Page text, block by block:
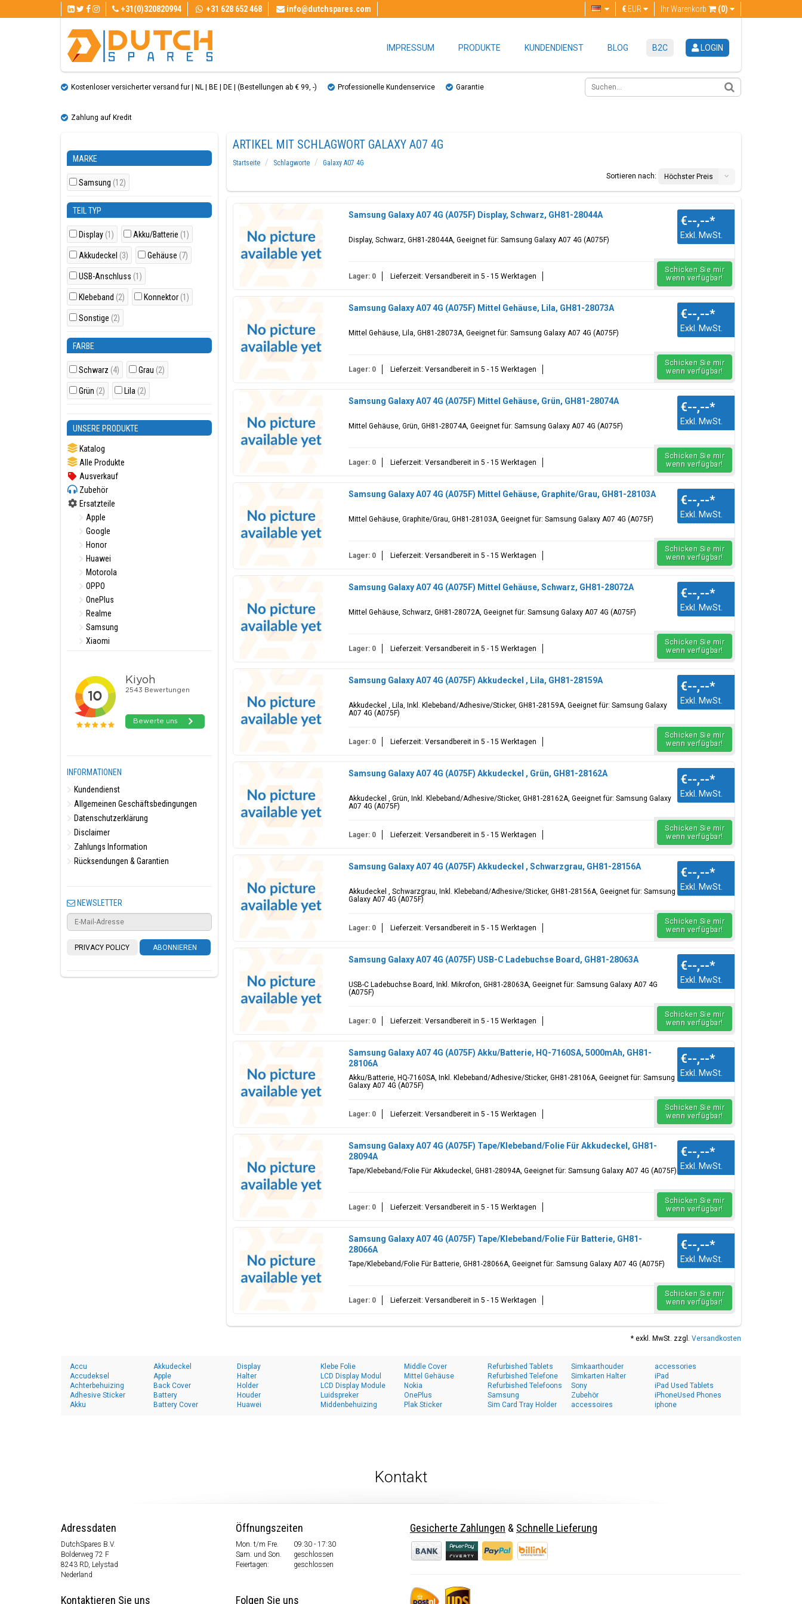
+31(0)320820994 +31 628 652 468 info@dutchspares.com Ihr Warenkorb (0)
€ EUR
IMPRESSUM PRODUKTE KUNDENDIENST BLOG B2C LOGIN
Kostenloser versicherter versand fur | NL | BE | DE | (Bestellungen ab € 99, ​​-) Professionelle Kundenservice Garantie
Zahlung auf Kredit
MARKE
Samsung (12)
TEIL TYP
Display (1) Akku/Batterie (1)
Akkudeckel (3) Gehäuse (7)
USB-Anschluss (1)
Klebeband (2) Konnektor (1)
Sonstige (2)
FARBE
Schwarz (4) Grau (2)
Grün (2) Lila (2)
UNSERE PRODUKTE
Katalog
Alle Produkte
Ausverkauf
Zubehör
Ersatzteile
Apple
Google
Honor
Huawei
Motorola
OPPO
OnePlus
Realme
Samsung
Xiaomi
INFORMATIONEN
Kundendienst
Allgemeinen Geschäftsbedingungen
Datenschutzerklärung
Disclaimer
Zahlungs Information
Rücksendungen & Garantien
NEWSLETTER
PRIVACY POLICY ABONNIEREN
ARTIKEL MIT SCHLAGWORT GALAXY A07 4G
Startseite Schlagworte
Galaxy A07 4G
Sortieren nach:
Höchster Preis
Samsung Galaxy A07 4G (A075F) Display, Schwarz, GH81-28044A
Display, Schwarz, GH81-28044A, Geeignet für: Samsung Galaxy A07 4G (A075F)
€--,--*
Exkl. MwSt.
Lager: 0 Lieferzeit: Versandbereit in 5 - 15 Werktagen
Schicken Sie mir
wenn verfügbar!
Samsung Galaxy A07 4G (A075F) Mittel Gehäuse, Lila, GH81-28073A
Mittel Gehäuse, Lila, GH81-28073A, Geeignet für: Samsung Galaxy A07 4G (A075F)
€--,--*
Exkl. MwSt.
Lager: 0 Lieferzeit: Versandbereit in 5 - 15 Werktagen
Schicken Sie mir
wenn verfügbar!
Samsung Galaxy A07 4G (A075F) Mittel Gehäuse, Grün, GH81-28074A
Mittel Gehäuse, Grün, GH81-28074A, Geeignet für: Samsung Galaxy A07 4G (A075F)
€--,--*
Exkl. MwSt.
Lager: 0 Lieferzeit: Versandbereit in 5 - 15 Werktagen
Schicken Sie mir
wenn verfügbar!
Samsung Galaxy A07 4G (A075F) Mittel Gehäuse, Graphite/Grau, GH81-28103A
Mittel Gehäuse, Graphite/Grau, GH81-28103A, Geeignet für: Samsung Galaxy A07 4G (A075F)
€--,--*
Exkl. MwSt.
Lager: 0 Lieferzeit: Versandbereit in 5 - 15 Werktagen
Schicken Sie mir
wenn verfügbar!
Samsung Galaxy A07 4G (A075F) Mittel Gehäuse, Schwarz, GH81-28072A
Mittel Gehäuse, Schwarz, GH81-28072A, Geeignet für: Samsung Galaxy A07 4G (A075F)
€--,--*
Exkl. MwSt.
Lager: 0 Lieferzeit: Versandbereit in 5 - 15 Werktagen
Schicken Sie mir
wenn verfügbar!
Samsung Galaxy A07 4G (A075F) Akkudeckel , Lila, GH81-28159A
Akkudeckel , Lila, Inkl. Klebeband/Adhesive/Sticker, GH81-28159A, Geeignet für: Samsung Galaxy
A07 4G (A075F)
€--,--*
Exkl. MwSt.
Lager: 0 Lieferzeit: Versandbereit in 5 - 15 Werktagen
Schicken Sie mir
wenn verfügbar!
Samsung Galaxy A07 4G (A075F) Akkudeckel , Grün, GH81-28162A
Akkudeckel , Grün, Inkl. Klebeband/Adhesive/Sticker, GH81-28162A, Geeignet für: Samsung Galaxy
A07 4G (A075F)
€--,--*
Exkl. MwSt.
Lager: 0 Lieferzeit: Versandbereit in 5 - 15 Werktagen
Schicken Sie mir
wenn verfügbar!
Samsung Galaxy A07 4G (A075F) Akkudeckel , Schwarzgrau, GH81-28156A
Akkudeckel , Schwarzgrau, Inkl. Klebeband/Adhesive/Sticker, GH81-28156A, Geeignet für: Samsung
Galaxy A07 4G (A075F)
€--,--*
Exkl. MwSt.
Lager: 0 Lieferzeit: Versandbereit in 5 - 15 Werktagen
Schicken Sie mir
wenn verfügbar!
Samsung Galaxy A07 4G (A075F) USB-C Ladebuchse Board, GH81-28063A
USB-C Ladebuchse Board, Inkl. Mikrofon, GH81-28063A, Geeignet für: Samsung Galaxy A07 4G
(A075F)
€--,--*
Exkl. MwSt.
Lager: 0 Lieferzeit: Versandbereit in 5 - 15 Werktagen
Schicken Sie mir
wenn verfügbar!
Samsung Galaxy A07 4G (A075F) Akku/Batterie, HQ-7160SA, 5000mAh, GH81-
28106A
Akku/Batterie, HQ-7160SA, Inkl. Klebeband/Adhesive/Sticker, GH81-28106A, Geeignet für: Samsung
Galaxy A07 4G (A075F)
€--,--*
Exkl. MwSt.
Lager: 0 Lieferzeit: Versandbereit in 5 - 15 Werktagen
Schicken Sie mir
wenn verfügbar!
Samsung Galaxy A07 4G (A075F) Tape/Klebeband/Folie Für Akkudeckel, GH81-
28094A
Tape/Klebeband/Folie Für Akkudeckel, GH81-28094A, Geeignet für: Samsung Galaxy A07 4G (A075F)
€--,--*
Exkl. MwSt.
Lager: 0 Lieferzeit: Versandbereit in 5 - 15 Werktagen
Schicken Sie mir
wenn verfügbar!
Samsung Galaxy A07 4G (A075F) Tape/Klebeband/Folie Für Batterie, GH81-
28066A
Tape/Klebeband/Folie Für Batterie, GH81-28066A, Geeignet für: Samsung Galaxy A07 4G (A075F)
€--,--*
Exkl. MwSt.
Lager: 0 Lieferzeit: Versandbereit in 5 - 15 Werktagen
Schicken Sie mir
wenn verfügbar!
* exkl. MwSt. zzgl. Versandkosten
Accu
Accudeksel
Achterbehuizing
Adhesive Sticker
Akku
Akkudeckel
Apple
Back Cover
Battery
Battery Cover
Display
Halter
Holder
Houder
Huawei
Klebe Folie
LCD Display Modul
LCD Display Module
Luidspreker
Middenbehuizing
Middle Cover
Mittel Gehäuse
Nokia
OnePlus
Plak Sticker
Refurbished Tablets
Refurbished Telefone
Refurbished Telefoons
Samsung
Sim Card Tray Holder
Simkaarthouder
Simkarten Halter
Sony
Zubehör
accessoires
accessories
iPad
iPad Used Tablets
iPhoneUsed Phones
iphone
Kontakt
Adressdaten
DutchSpares B.V.
Bolderweg 72 F
8243 RD, Lelystad
Nederland
Kontaktieren Sie uns
Öffnungszeiten
Mon. t/m Fre.
09:30 - 17:30
Sam. und Son.
geschlossen
Feiertagen:
geschlossen
Folgen Sie uns
Gesicherte Zahlungen & Schnelle Lieferung